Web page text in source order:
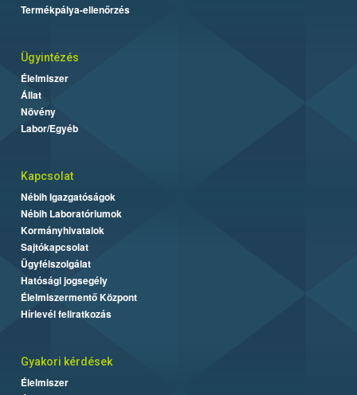
Termékpálya-ellenőrzés
Ügyintézés
Élelmiszer
Állat
Növény
Labor/Egyéb
Kapcsolat
Nébih Igazgatóságok
Nébih Laboratóriumok
Kormányhivatalok
Sajtókapcsolat
Ügyfélszolgálat
Hatósági jogsegély
Élelmiszermentő Központ
Hírlevél feliratkozás
Gyakori kérdések
Élelmiszer